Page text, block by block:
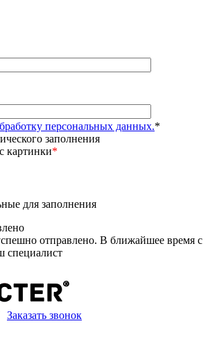
персональных данных.*
заполнения
картинки*
для заполнения
отправлено. В ближайшее время с
специалист
Заказать звонок